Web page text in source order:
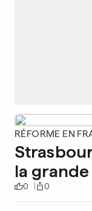
RÉFORME EN
la
0 0